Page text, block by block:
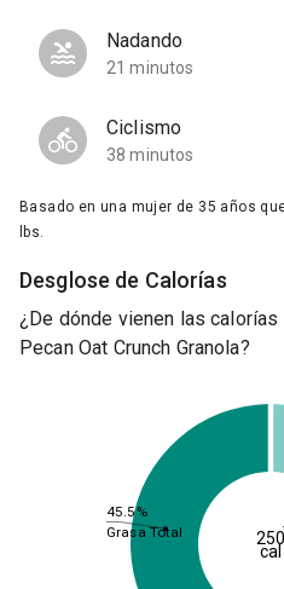
Nadando
21 minutos
Ciclismo
38 minutos
Basado en una mujer de 35 años
lbs.
Desglose de Calorías
¿De dónde vienen las
Pecan Oat Crunch Granola?
45.5%
Grasa Total
cal